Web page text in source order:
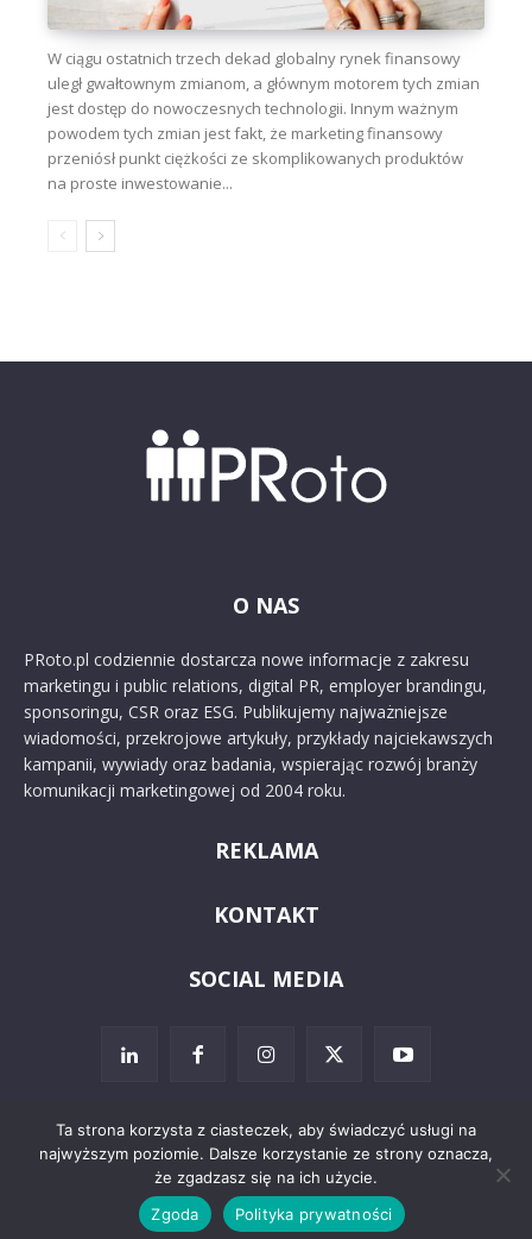
W ciągu ostatnich trzech dekad globalny rynek finansowy
uległ gwałtownym zmianom, a głównym motorem tych zmian
jest dostęp do nowoczesnych technologii. Innym ważnym
powodem tych zmian jest fakt, że marketing finansowy
przeniósł punkt ciężkości ze skomplikowanych produktów
na proste inwestowanie...
O NAS
PRoto.pl codziennie dostarcza nowe informacje z zakresu
marketingu i public relations, digital PR, employer brandingu,
sponsoringu, CSR oraz ESG. Publikujemy najważniejsze
wiadomości, przekrojowe artykuły, przykłady najciekawszych
kampanii, wywiady oraz badania, wspierając rozwój branży
komunikacji marketingowej od 2004 roku.
REKLAMA
KONTAKT
SOCIAL MEDIA
Reklama Zastrzeżenia prawne
Ta strona korzysta z ciasteczek, aby świadczyć usługi na
najwyższym poziomie. Dalsze korzystanie ze strony oznacza,
że zgadzasz się na ich użycie.
Zgoda
Polityka prywatności